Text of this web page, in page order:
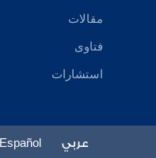
غازي
مقالات
فتاوى
استشارات
عربي Español